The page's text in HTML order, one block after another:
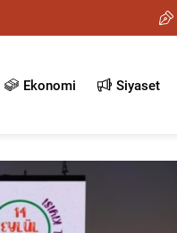
Ekonomi Siyaset